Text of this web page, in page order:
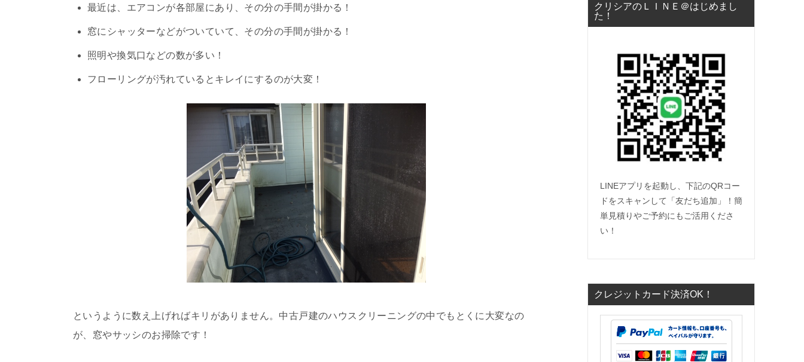
最近は、エアコンが各部屋にあり、その分の手間が掛かる！
窓にシャッターなどがついていて、その分の手間が掛かる！
照明や換気口などの数が多い！
フローリングが汚れているとキレイにするのが大変！
というように数え上げればキリがありません。中古戸建のハウスクリーニングの中でもとくに大変なの
が、窓やサッシのお掃除です！
クリシアのＬＩＮＥ＠はじめまし
た！
LINEアプリを起動し、下記のQRコー
ドをスキャンして「友だち追加」！簡
単見積りやご予約にもご活用くださ
い！
クレジットカード決済OK！